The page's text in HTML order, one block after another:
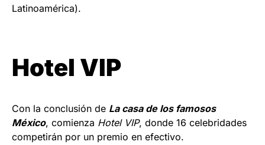
Latinoamérica).
Hotel VIP
Con la conclusión de La casa de los famosos
México, comienza Hotel VIP, donde 16 celebridades
competirán por un premio en efectivo.